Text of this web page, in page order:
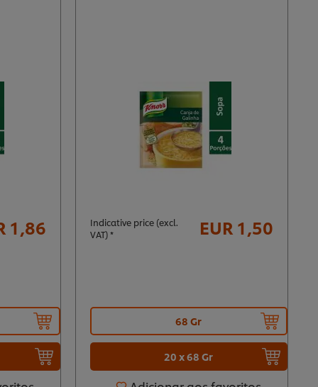
1,86
Indicative price (excl.
VAT) *
EUR 1,50
68 Gr
20 x 68 Gr